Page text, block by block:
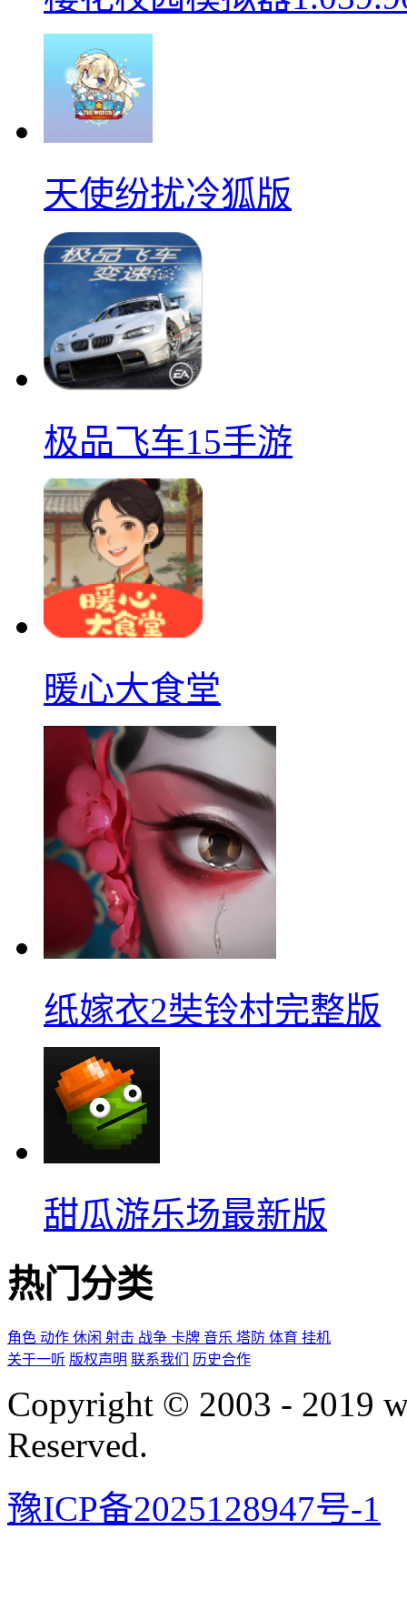
天使纷扰冷狐版
极品飞车15手游
暖心大食堂
纸嫁衣2奘铃村完整版
甜瓜游乐场最新版
热门分类
角色 动作 休闲 射击 战争 卡牌 音乐 塔防 体育 挂机
关于一听 版权声明 联系我们 历史合作
Copyright © 2003 - 2019
Reserved.
豫ICP备2025128947号-1